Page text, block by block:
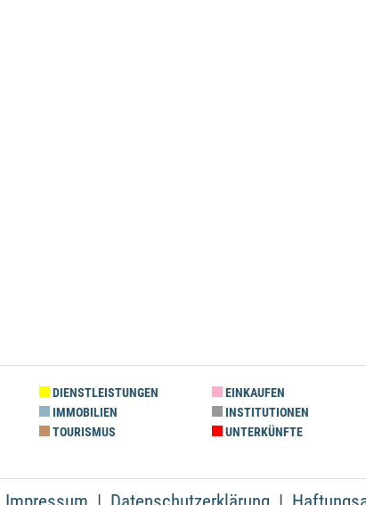
DIENSTLEISTUNGEN EINKAUFEN
IMMOBILIEN INSTITUTIONEN
TOURISMUS UNTERKÜNFTE